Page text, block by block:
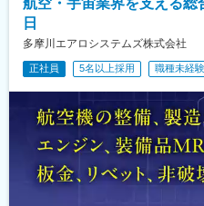
日
多摩川エアロシステムズ株式会社
正社員 5名以上採用 職種未経